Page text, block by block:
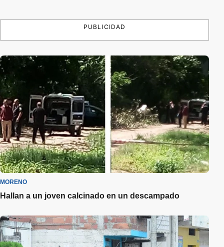
PUBLICIDAD
MORENO
Hallan a un joven calcinado en un descampado